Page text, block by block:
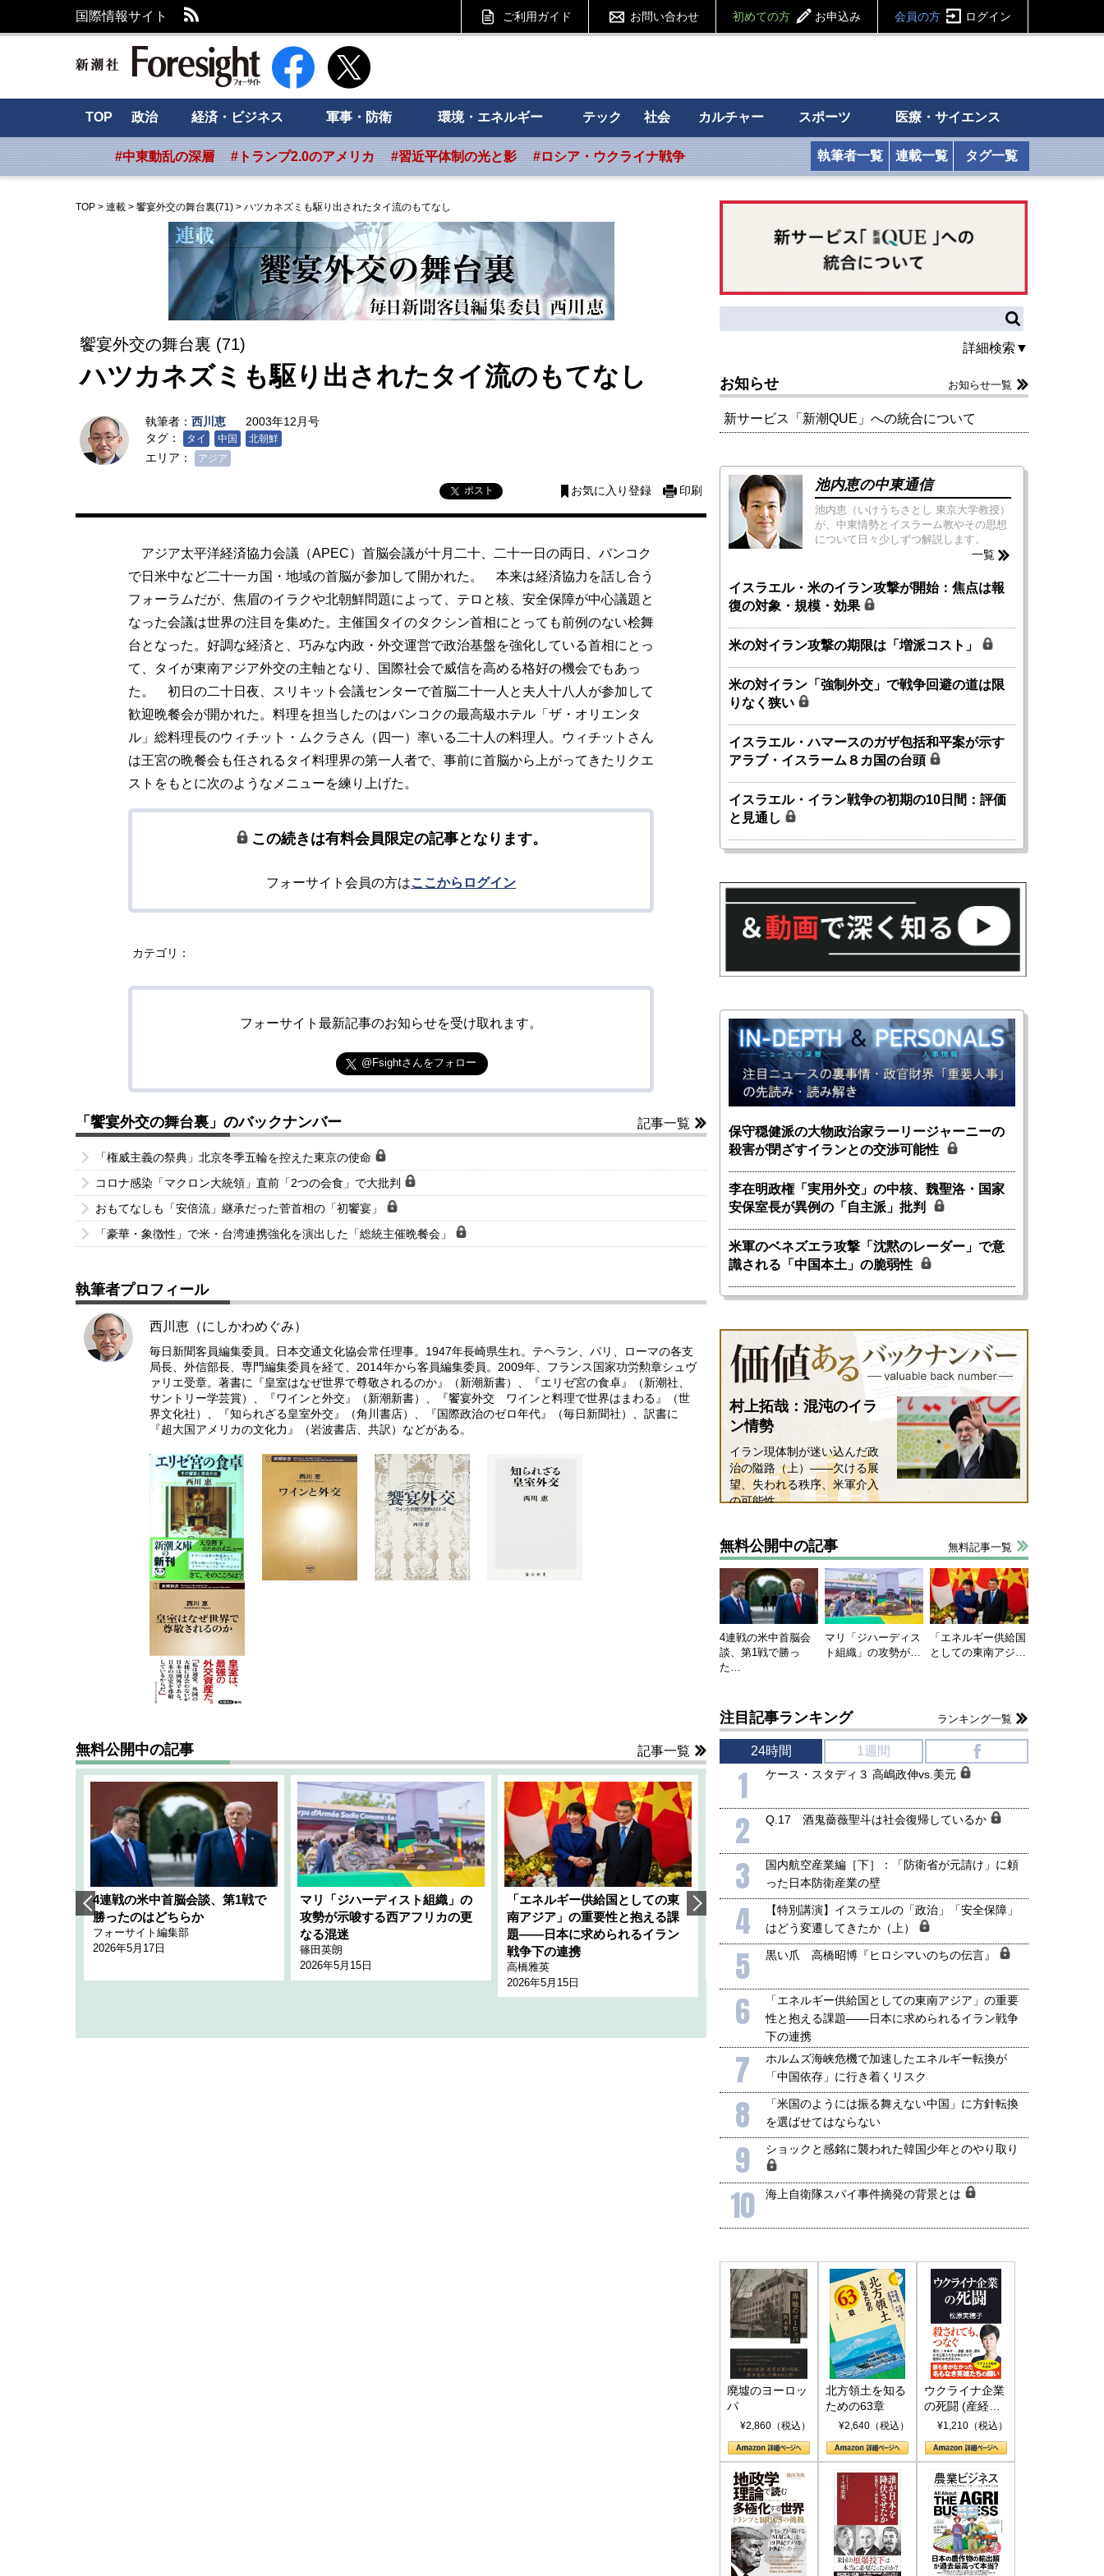
国際情報サイト ご利用ガイド お問い合わせ 初めての方 お申込み 会員の方 ログイン
新潮社 Foresight フォーサイト
TOP 政治 経済・ビジネス 軍事・防衛 環境・エネルギー テック 社会 カルチャー スポーツ 医療・サイエンス
#中東動乱の深層 #トランプ2.0のアメリカ #習近平体制の光と影 #ロシア・ウクライナ戦争 執筆者一覧 連載一覧 タグ一覧
TOP > 連載 > 饗宴外交の舞台裏(71) > ハツカネズミも駆り出されたタイ流のもてなし
饗宴外交の舞台裏 (71)
ハツカネズミも駆り出されたタイ流のもてなし
執筆者： 西川恵
2003年12月号
タグ：
タイ 中国 北朝鮮
エリア： アジア
ポスト お気に入り登録 印刷
アジア太平洋経済協力会議（APEC）首脳会議が十月二十、二十一日の両日、バンコク
で日米中など二十一カ国・地域の首脳が参加して開かれた。 本来は経済協力を話し合う
フォーラムだが、焦眉のイラクや北朝鮮問題によって、テロと核、安全保障が中心議題と
なった会議は世界の注目を集めた。主催国タイのタクシン首相にとっても前例のない桧舞
台となった。好調な経済と、巧みな内政・外交運営で政治基盤を強化している首相にとっ
て、タイが東南アジア外交の主軸となり、国際社会で威信を高める格好の機会でもあっ
た。 初日の二十日夜、スリキット会議センターで首脳二十一人と夫人十八人が参加して
歓迎晩餐会が開かれた。料理を担当したのはバンコクの最高級ホテル「ザ・オリエンタ
ル」総料理長のウィチット・ムクラさん（四一）率いる二十人の料理人。ウィチットさん
は王宮の晩餐会も任されるタイ料理界の第一人者で、事前に首脳から上がってきたリクエ
ストをもとに次のようなメニューを練り上げた。
この続きは有料会員限定の記事となります。
フォーサイト会員の方はここからログイン
カテゴリ：
フォーサイト最新記事のお知らせを受け取れます。
@Fsightさんをフォロー
「饗宴外交の舞台裏」のバックナンバー 記事一覧
「権威主義の祭典」北京冬季五輪を控えた東京の使命
コロナ感染「マクロン大統領」直前「2つの会食」で大批判
おもてなしも「安倍流」継承だった菅首相の「初饗宴」
「豪華・象徴性」で米・台湾連携強化を演出した「総統主催晩餐会」
執筆者プロフィール
西川恵（にしかわめぐみ）
毎日新聞客員編集委員。日本交通文化協会常任理事。1947年長崎県生れ。テヘラン、パリ、ローマの各支
局長、外信部長、専門編集委員を経て、2014年から客員編集委員。2009年、フランス国家功労勲章シュヴ
ァリエ受章。著書に『皇室はなぜ世界で尊敬されるのか』（新潮新書）、『エリゼ宮の食卓』（新潮社、
サントリー学芸賞）、『ワインと外交』（新潮新書）、『饗宴外交 ワインと料理で世界はまわる』（世
界文化社）、『知られざる皇室外交』（角川書店）、『国際政治のゼロ年代』（毎日新聞社）、訳書に
『超大国アメリカの文化力』（岩波書店、共訳）などがある。
無料公開中の記事 記事一覧
4連戦の米中首脳会談、第1戦で
勝ったのはどちらか
フォーサイト編集部
2026年5月17日
マリ「ジハーディスト組織」の
攻勢が示唆する西アフリカの更
なる混迷
篠田英朗
2026年5月15日
「エネルギー供給国としての東
南アジア」の重要性と抱える課
題――日本に求められるイラン
戦争下の連携
高橋雅英
2026年5月15日
韓国にも理解してほしい「極東
1905年体制」における日米韓安
全保障協力の意味
千々和泰明
2026年5月15日
ホルムズ海峡危機で加速したエ
ネルギー転換が「中国依存」に
行き着くリスク
小山堅
詳細検索▼
お知らせ お知らせ一覧
新サービス「新潮QUE」への統合について
池内恵の中東通信
池内恵（いけうちさとし 東京大学教授）
が、中東情勢とイスラーム教やその思想
について日々少しずつ解説します。
一覧
イスラエル・米のイラン攻撃が開始：焦点は報
復の対象・規模・効果
米の対イラン攻撃の期限は「増派コスト」
米の対イラン「強制外交」で戦争回避の道は限
りなく狭い
イスラエル・ハマースのガザ包括和平案が示す
アラブ・イスラーム８カ国の台頭
イスラエル・イラン戦争の初期の10日間：評価
と見通し
保守穏健派の大物政治家ラーリージャーニーの
殺害が閉ざすイランとの交渉可能性
李在明政権「実用外交」の中核、魏聖洛・国家
安保室長が異例の「自主派」批判
米軍のベネズエラ攻撃「沈黙のレーダー」で意
識される「中国本土」の脆弱性
村上拓哉：混沌のイラ
ン情勢
イラン現体制が迷い込んだ政
治の隘路（上）――欠ける展
望、失われる秩序、米軍介入
の可能性
無料公開中の記事 無料記事一覧
4連戦の米中首脳会
談、第1戦で勝っ
た…
マリ「ジハーディス
ト組織」の攻勢が…
「エネルギー供給国
としての東南アジ…
注目記事ランキング ランキング一覧
24時間 1週間
1 ケース・スタディ３ 高嶋政伸vs.美元
2 Q.17 酒鬼薔薇聖斗は社会復帰しているか
3
国内航空産業編［下］：「防衛省が元請け」に頼
った日本防衛産業の壁
4
【特別講演】イスラエルの「政治」「安全保障」
はどう変遷してきたか（上）
5 黒い爪 高橋昭博『ヒロシマいのちの伝言』
6
「エネルギー供給国としての東南アジア」の重要
性と抱える課題――日本に求められるイラン戦争
下の連携
7
ホルムズ海峡危機で加速したエネルギー転換が
「中国依存」に行き着くリスク
8
「米国のようには振る舞えない中国」に方針転換
を選ばせてはならない
9 ショックと感銘に襲われた韓国少年とのやり取り
10 海上自衛隊スパイ事件摘発の背景とは
廃墟のヨーロッ
パ
¥2,860（税込）
北方領土を知る
ための63章
¥2,640（税込）
ウクライナ企業
の死闘 (産経セ
レクト S 039)
¥1,210（税込）